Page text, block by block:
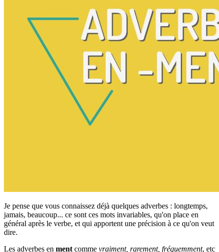
Je pense que vous connaissez déjà quelques adverbes : longtemps,
jamais, beaucoup... ce sont ces mots invariables, qu'on place en
général après le verbe, et qui apportent une précision à ce qu'on veut
dire.
Les adverbes en ment comme vraiment, rarement, fréquemment, etc